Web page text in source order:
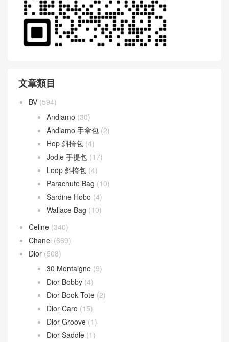
文章類目
BV (594)
Andiamo (30)
Andiamo 手拿包 (2)
Hop 斜挎包 (4)
Jodie 手提包 (17)
Loop 斜挎包 (4)
Parachute Bag (10)
Sardine Hobo (4)
Wallace Bag (10)
Celine (340)
Chanel (669)
Dior (508)
30 Montaigne (9)
Dior Bobby (4)
Dior Book Tote (2)
Dior Caro (15)
Dior Groove (1)
Dior Saddle (1)